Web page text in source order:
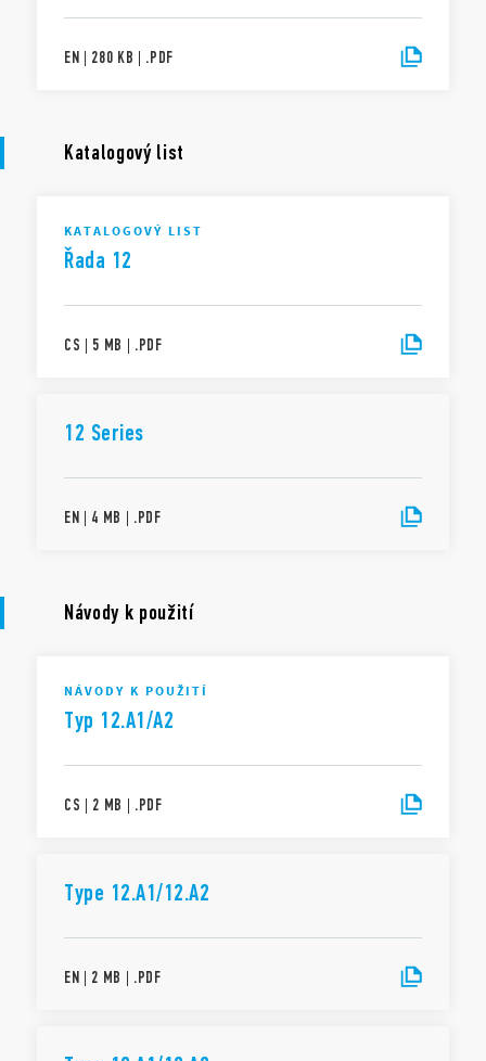
data generována, kdo k nim má přístup a jak je můžete spravovat,
přečtěte si prosím naše Oznámení o ochraně osobních údajů podle Aktu o
EN | 280 KB | .PDF
Katalogový list
KATALOGOVÝ LIST
Řada 12
CS | 5 MB | .PDF
12 Series
EN | 4 MB | .PDF
Návody k použití
NÁVODY K POUŽITÍ
Typ 12.A1/A2
CS | 2 MB | .PDF
Type 12.A1/12.A2
EN | 2 MB | .PDF